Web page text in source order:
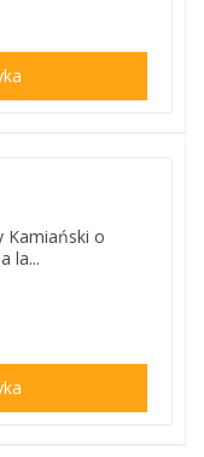
Kamiański o
la...